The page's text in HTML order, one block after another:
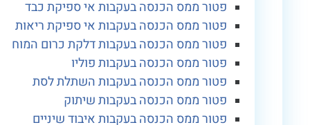
פטור ממס הכנסה בעקבות אי ספיקת כבד
פטור ממס הכנסה בעקבות אי ספיקת ריאות
פטור ממס הכנסה בעקבות דלקת כרום המוח
פטור ממס הכנסה בעקבות פוליו
פטור ממס הכנסה בעקבות השתלת לסת
פטור ממס הכנסה בעקבות שיתוק
פטור ממס הכנסה בעקבות איבוד שיניים